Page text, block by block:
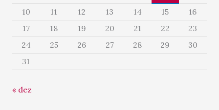
10
11 12 13 14 15
16
17
18 19 20 21 22
23
24
25 26 27 28 29
30
31
« dez